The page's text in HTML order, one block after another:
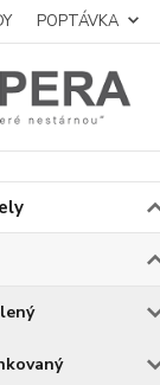
POPTÁVKA